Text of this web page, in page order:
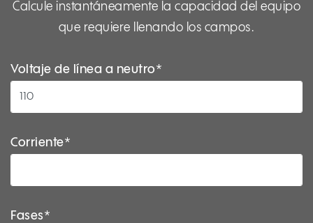
Calcule instantáneamente la capacidad del equipo
que requiere llenando los campos.
Voltaje de línea a neutro*
Corriente*
Fases*